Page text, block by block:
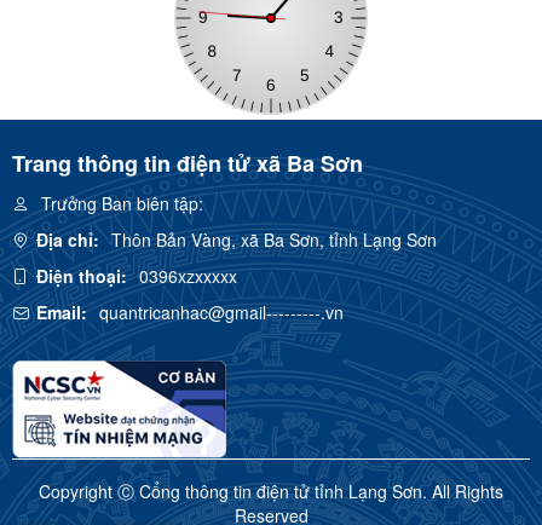
Trang thông tin điện tử xã Ba Sơn
Trưởng Ban biên tập:
Địa chỉ: Thôn Bản Vàng, xã Ba Sơn, tỉnh Lạng Sơn
Điện thoại: 0396xzxxxxx
Email: quantricanhac@gmail---------.vn
Copyright Ⓒ Cổng thông tin điện tử tỉnh Lạng Sơn. All Rights
Reserved